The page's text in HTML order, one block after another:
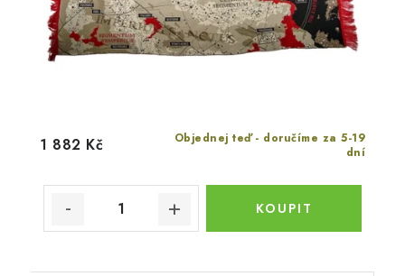
Objednej teď - doručíme za 5-19
dní
1 882 Kč